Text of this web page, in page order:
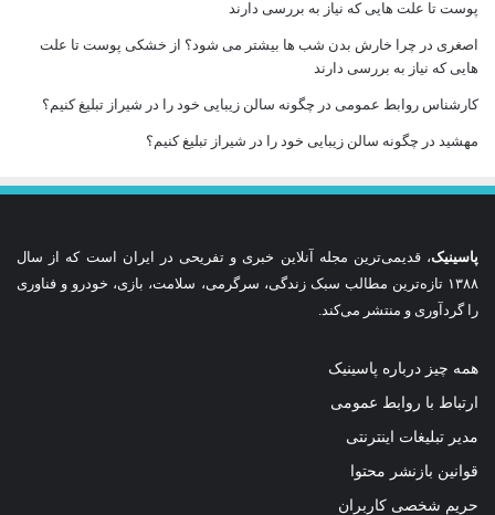
پوست تا علت هایی که نیاز به بررسی دارند
اصغری در چرا خارش بدن شب ها بیشتر می شود؟ از خشکی پوست تا علت
هایی که نیاز به بررسی دارند
کارشناس روابط عمومی در چگونه سالن زیبایی خود را در شیراز تبلیغ کنیم؟
مهشید در چگونه سالن زیبایی خود را در شیراز تبلیغ کنیم؟
پاسینیک، قدیمی‌ترین مجله آنلاین خبری و تفریحی در ایران است که از سال
۱۳۸۸ تازه‌ترین مطالب سبک زندگی، سرگرمی، سلامت، بازی، خودرو و فناوری
را گردآوری و منتشر می‌کند.
همه چیز درباره پاسینیک
ارتباط با روابط عمومی
مدیر تبلیغات اینترنتی
قوانین بازنشر محتوا
حریم شخصی کاربران